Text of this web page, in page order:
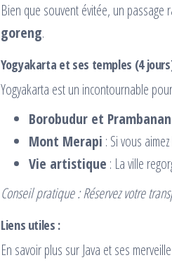
Bien que souvent évitée, un
goreng.
Yogyakarta et ses temples (4
Yogyakarta est un incontournable
Borobudur et Prambanan
Mont Merapi : Si vous
Vie artistique : La ville
Conseil pratique : Réservez votre
Liens utiles :
En savoir plus sur Java et ses